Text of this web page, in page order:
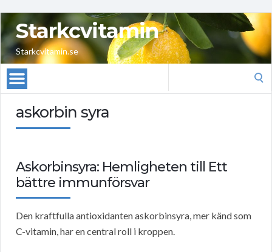
Starkcvitamin
Starkcvitamin.se
askorbin syra
Askorbinsyra: Hemligheten till Ett
bättre immunförsvar
Den kraftfulla antioxidanten askorbinsyra, mer känd som
C-vitamin, har en central roll i kroppen.